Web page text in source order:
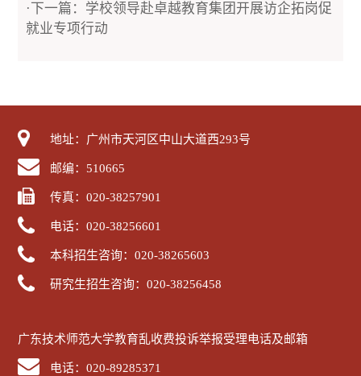
·下一篇：学校领导赴卓越教育集团开展访企拓岗促
就业专项行动
地址：广州市天河区中山大道西293号
邮编：510665
传真：020-38257901
电话：020-38256601
本科招生咨询：020-38265603
研究生招生咨询：020-38256458
广东技术师范大学教育乱收费投诉举报受理电话及邮箱
电话：020-89285371